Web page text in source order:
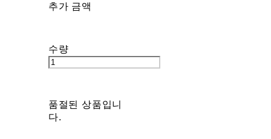
추가 금액
수량
품절된 상품입니
다.